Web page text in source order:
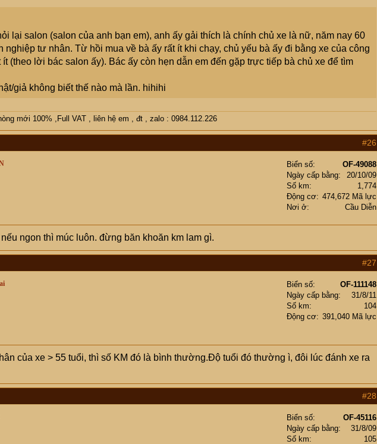
lại salon (salon của anh bạn em), anh ấy gải thích là chính chủ xe là nữ, năm nay 60
nghiệp tư nhân. Từ hồi mua về bà ấy rất ít khi chạy, chủ yếu bà ấy đi bằng xe của công
(theo lời bác salon ấy). Bác ấy còn hẹn dẫn em đến gặp trực tiếp bà chủ xe để tìm
giả không biết thế nào mà lần. hihihi
mới 100% ,Full VAT , liên hệ em , đt , zalo : 0984.112.226
#26
Biển số
OF-49088
Ngày cấp bằng
20/10/09
Số km
1,774
Động cơ
474,672 Mã lực
Nơi ở
Cầu Diễn
ngon thì múc luôn. đừng băn khoăn km lam gì.
#27
Biển số
OF-111148
Ngày cấp bằng
31/8/11
Số km
104
Động cơ
391,040 Mã lực
của xe > 55 tuổi, thì số KM đó là bình thường.Độ tuổi đó thường ì, đôi lúc đánh xe ra
#28
Biển số
OF-45116
Ngày cấp bằng
31/8/09
Số km
105